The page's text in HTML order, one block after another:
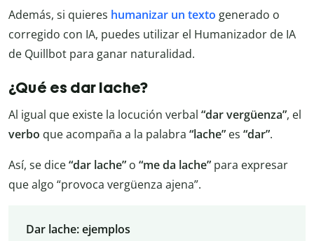
Además, si quieres humanizar un texto generado o
corregido con IA, puedes utilizar el Humanizador de IA
de Quillbot para ganar naturalidad.
¿Qué es dar lache?
Al igual que existe la locución verbal “dar vergüenza”, el
verbo que acompaña a la palabra “lache” es “dar”.
Así, se dice“dar lache” o “me da lache” para expresar
que algo “provoca vergüenza ajena”.
Dar lache: ejemplos